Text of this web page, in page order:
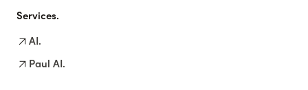
Services.
arrow_outward AI.
arrow_outward Paul AI.